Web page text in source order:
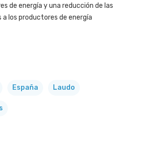
de energía y una reducción de las
a los productores de energía
España Laudo